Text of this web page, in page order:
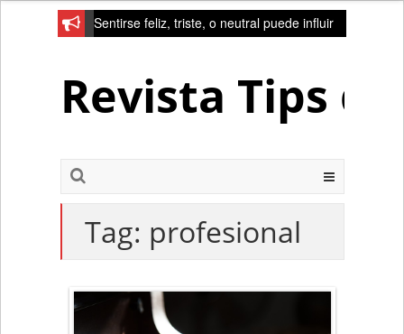
Sentirse feliz, triste, o neutral puede influir
Revista Tips
Tag: profesional